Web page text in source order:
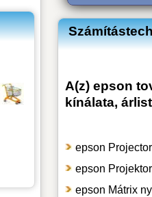
A(z) epson
kínálata,
epson
epson Projektor
epson Mátrix